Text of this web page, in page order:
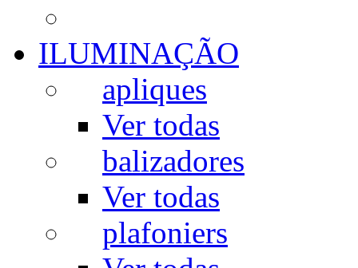
ILUMINAÇÃO
apliques
Ver todas
balizadores
Ver todas
plafoniers